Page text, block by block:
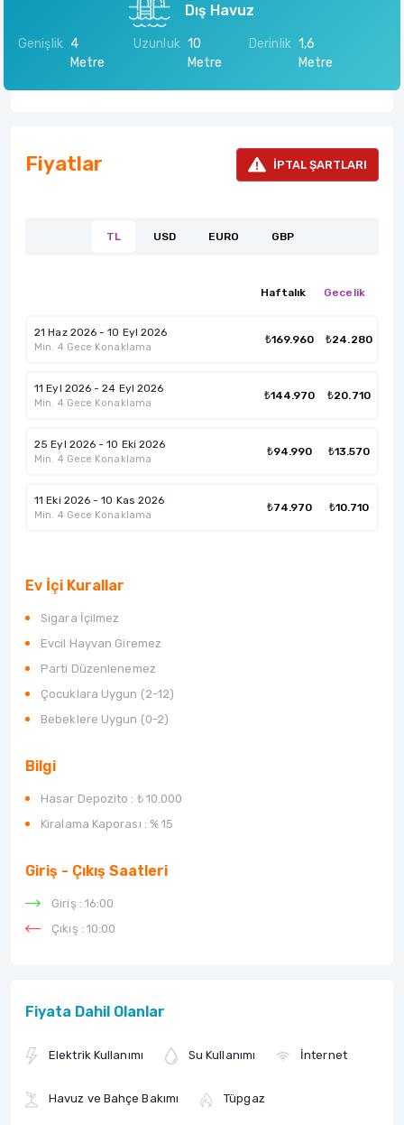
Dış Havuz
Genişlik 4
Metre
Uzunluk 10
Metre
Derinlik 1,6
Metre
Fiyatlar İPTAL ŞARTLARI
TL USD EURO GBP
Haftalık Gecelik
21 Haz 2026 - 10 Eyl 2026
Min. 4 Gece Konaklama
₺169.960 ₺24.280
11 Eyl 2026 - 24 Eyl 2026
Min. 4 Gece Konaklama
₺144.970 ₺20.710
25 Eyl 2026 - 10 Eki 2026
Min. 4 Gece Konaklama
₺94.990 ₺13.570
11 Eki 2026 - 10 Kas 2026
Min. 4 Gece Konaklama
₺74.970 ₺10.710
Ev İçi Kurallar
Sigara İçilmez
Evcil Hayvan Giremez
Parti Düzenlenemez
Çocuklara Uygun (2-12)
Bebeklere Uygun (0-2)
Bilgi
Hasar Depozito : ₺ 10.000
Kiralama Kaporası : % 15
Giriş - Çıkış Saatleri
Giriş : 16:00
Çıkış : 10:00
Fiyata Dahil Olanlar
Elektrik Kullanımı Su Kullanımı İnternet
Havuz ve Bahçe Bakımı Tüpgaz